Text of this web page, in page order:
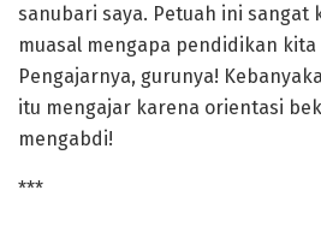
sanubari saya. Petuah ini sangat
muasal mengapa pendidikan
Pengajarnya, gurunya!
itu mengajar karena orientasi
mengabdi!
***